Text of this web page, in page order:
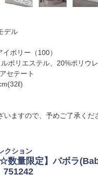
デル
ボリー（100）
ポリエステル、20%ポリウレ
セテート
ますので、予めご了承くだ
クション
☆数量限定】バボラ
751242